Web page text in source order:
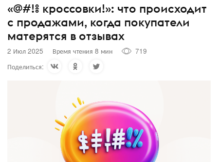
«@#!% кроссовки!»: что происходит
с продажами, когда покупатели
матерятся в отзывах
2 Июл 2025 Время чтения 8 мин
719
Поделиться: